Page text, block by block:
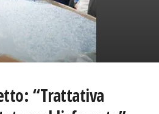
“Trattativa